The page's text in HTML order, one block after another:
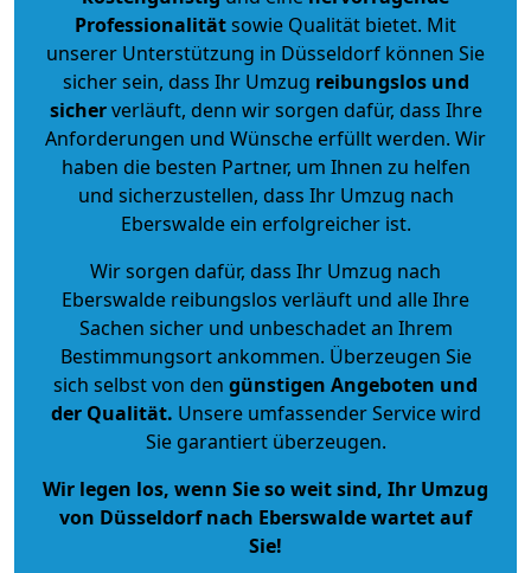
Professionalitätsowie Qualität bietet. Mit
unserer Unterstützung in Düsseldorf können Sie
sicher sein, dass Ihr Umzug reibungslos und
sicherverläuft, denn wir sorgen dafür, dass Ihre
Anforderungen und Wünsche erfüllt werden. Wir
haben die besten Partner, um Ihnen zu helfen
und sicherzustellen, dass Ihr Umzug nach
Eberswalde ein erfolgreicher ist.
Wir sorgen dafür, dass Ihr Umzug nach
Eberswalde reibungslos verläuft und alle Ihre
Sachen sicher und unbeschadet an Ihrem
Bestimmungsort ankommen. Überzeugen Sie
sich selbst von den günstigen Angeboten und
der Qualität. Unsere umfassender Service wird
Sie garantiert überzeugen.
Wir legen los, wenn Sie so weit sind, Ihr Umzug
von Düsseldorf nach Eberswalde wartet auf
Sie!